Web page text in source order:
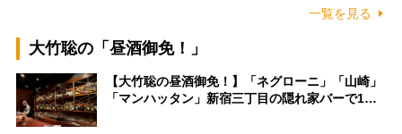
一覧を見る
大竹聡の「昼酒御免！」
【大竹聡の昼酒御免！】「ネグローニ」「山崎」
「マンハッタン」新宿三丁目の隠れ家バーで1…